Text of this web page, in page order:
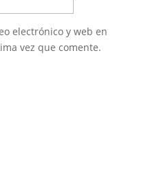
electrónico y web en
vez que comente.